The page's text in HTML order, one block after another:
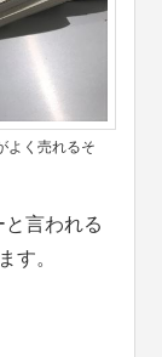
よく売れるそ
言われる
す。